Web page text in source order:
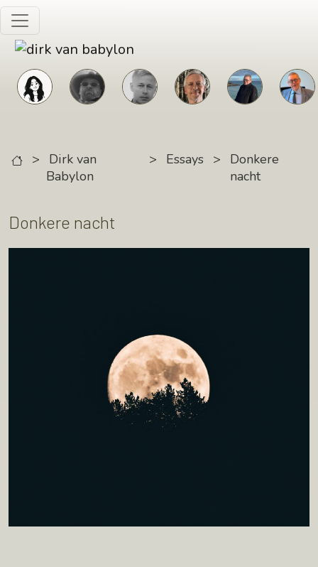
Skip to main content
>
Dirk van
Babylon
> Essays >
Donkere
nacht
Donkere nacht